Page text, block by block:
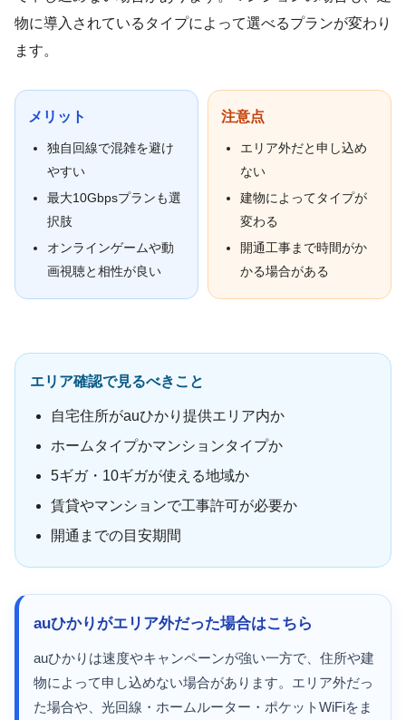
物に導入されているタイプによって選べるプランが変わり
ます。
メリット
独自回線で混雑を避け
やすい
最大10Gbpsプランも選
択肢
オンラインゲームや動
画視聴と相性が良い
注意点
エリア外だと申し込め
ない
建物によってタイプが
変わる
開通工事まで時間がか
かる場合がある
エリア確認で見るべきこと
自宅住所がauひかり提供エリア内か
ホームタイプかマンションタイプか
5ギガ・10ギガが使える地域か
賃貸やマンションで工事許可が必要か
開通までの目安期間
auひかりがエリア外だった場合はこちら
auひかりは速度やキャンペーンが強い一方で、住所や建
物によって申し込めない場合があります。エリア外だっ
た場合や、光回線・ホームルーター・ポケットWiFiをま